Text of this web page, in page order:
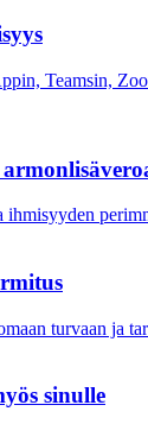
Teamsin,
turvaan ja
sinulle